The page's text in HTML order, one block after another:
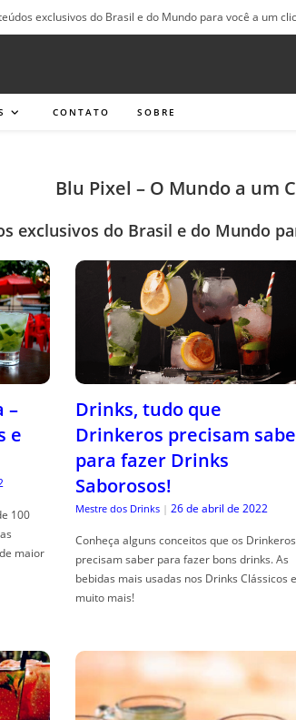
exclusivos do Brasil e do Mundo para você a um
CONTATO SOBRE
Blu Pixel – O Mundo a um
exclusivos do Brasil e do Mundo
–
e
100
maior
Drinks, tudo que
Drinkeros precisam
para fazer Drinks
Saborosos!
Mestre dos Drinks | 26 de abril de 2022
Conheça alguns conceitos que os Drinkeros
precisam saber para fazer bons drinks. As
bebidas mais usadas nos Drinks Clássicos e
muito mais!